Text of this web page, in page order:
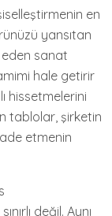
en
yansıtan
sanat
hale getirir
hissetmelerini
tablolar, şirketin
etmenin
değil. Aynı